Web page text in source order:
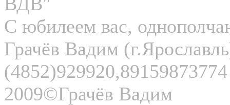
С юбилеем вас,
Грачёв Вадим
(4852)929920,89159873774
2009©Грачёв Вадим